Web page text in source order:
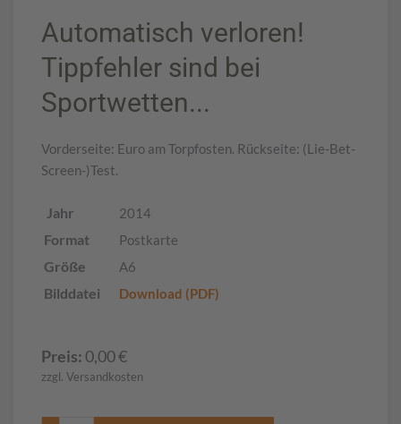
Automatisch verloren!
Tippfehler sind bei
Sportwetten...
Vorderseite: Euro am Torpfosten. Rückseite: (Lie-Bet-
Screen-)Test.
Jahr 2014
Format Postkarte
Größe A6
Bilddatei Download (PDF)
Preis: 0,00€
zzgl. Versandkosten